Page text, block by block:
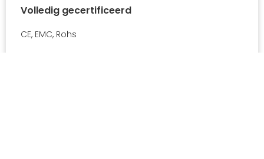
Volledig gecertificeerd
CE, EMC, Rohs